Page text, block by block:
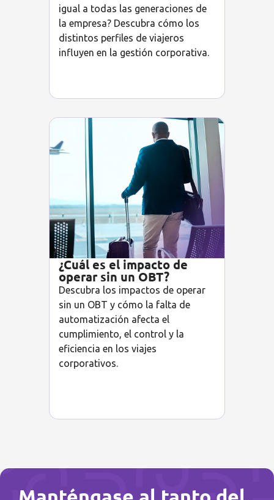
igual a todas las generaciones de
la empresa? Descubra cómo los
distintos perfiles de viajeros
influyen en la gestión corporativa.
¿Cuál es el impacto de
operar sin un OBT?
Descubra los impactos de operar
sin un OBT y cómo la falta de
automatización afecta el
cumplimiento, el control y la
eficiencia en los viajes
corporativos.